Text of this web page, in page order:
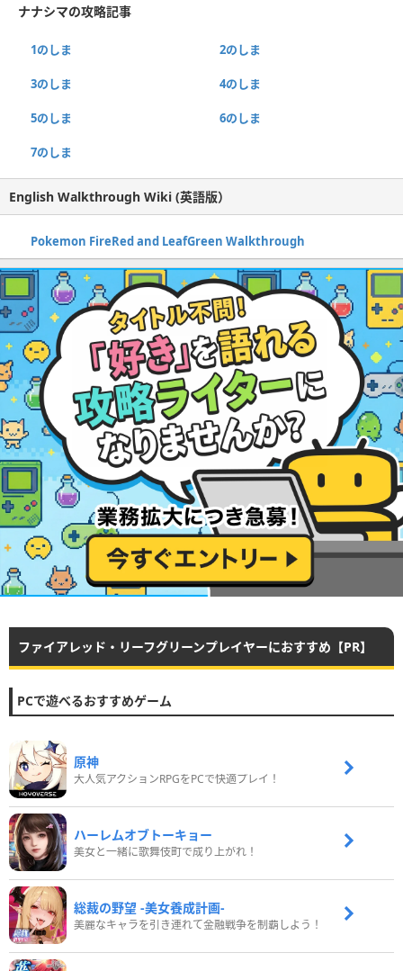
ナナシマの攻略記事
1のしま 2のしま
3のしま 4のしま
5のしま 6のしま
7のしま
English Walkthrough Wiki (英語版）
Pokemon FireRed and LeafGreen Walkthrough
ファイアレッド・リーフグリーンプレイヤーにおすすめ【PR】
PCで遊べるおすすめゲーム
原神
大人気アクションRPGをPCで快適プレイ！
ハーレムオブトーキョー
美女と一緒に歌舞伎町で成り上がれ！
総裁の野望 -美女養成計画-
美麗なキャラを引き連れて金融戦争を制覇しよう！